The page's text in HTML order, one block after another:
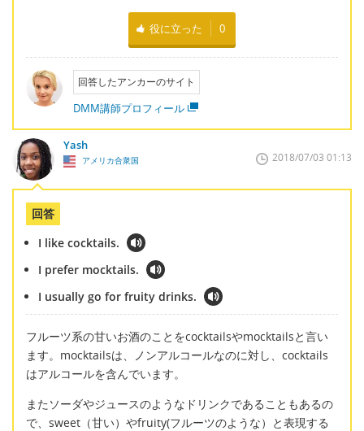
役に立った 0
回答したアンカーのサイト
DMM講師プロフィール
Yash
アメリカ合衆国 2018/07/03 01:13
回答
I like cocktails.
I prefer mocktails.
I usually go for fruity drinks.
フルーツ系の甘いお酒のことをcocktailsやmocktailsと言い
ます。mocktailsは、ノンアルコールなのに対し、cocktails
はアルコールを含んでいます。
またソーダやジュースのようなドリンクであることもあるの
で、sweet（甘い）やfruity(フルーツのような）と表現する